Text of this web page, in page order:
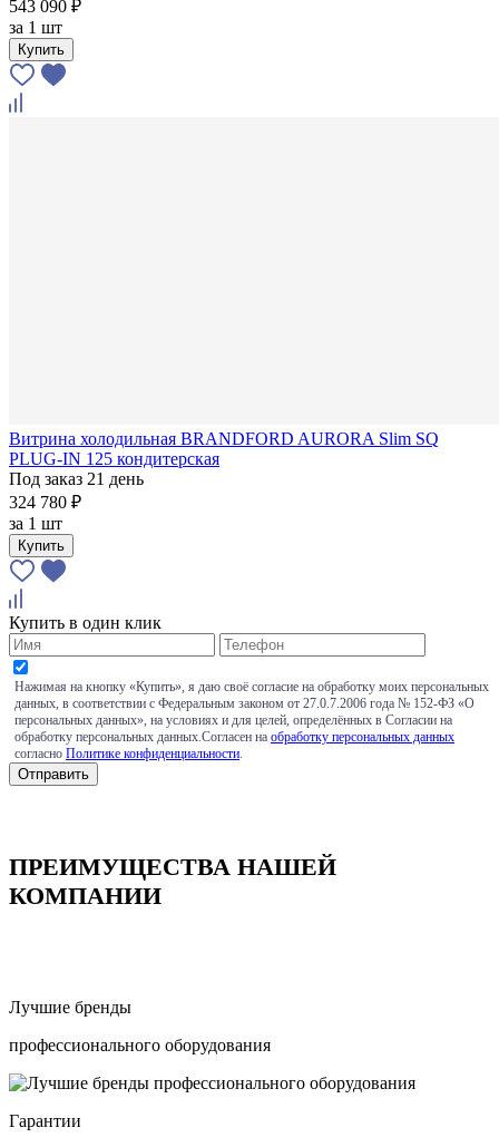
543 090 ₽
за 1 шт
Купить
Витрина холодильная BRANDFORD AURORA Slim SQ
PLUG-IN 125 кондитерская
Под заказ 21 день
324 780 ₽
за 1 шт
Купить
Купить в один клик
Нажимая на кнопку «Купить», я даю своё согласие на обработку моих персональных
данных, в соответствии с Федеральным законом от 27.0.7.2006 года № 152-ФЗ «О
персональных данных», на условиях и для целей, определённых в Согласии на
обработку персональных данных.Согласен на обработку персональных данных
согласно Политике конфиденциальности
ПРЕИМУЩЕСТВА НАШЕЙ
КОМПАНИИ
Лучшие бренды
профессионального оборудования
Гарантии